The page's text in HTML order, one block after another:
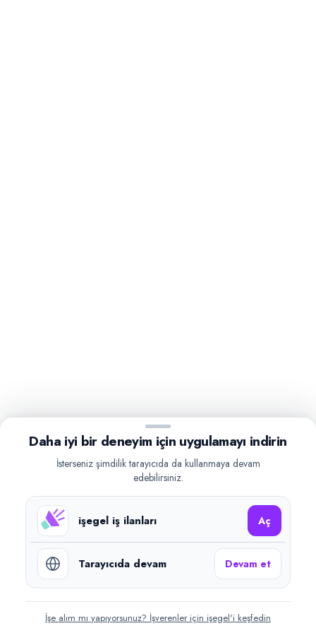
Daha iyi bir deneyim için uygulamayı indirin
İsterseniz şimdilik tarayıcıda da kullanmaya devam
edebilirsiniz.
işegel iş ilanları Aç
Tarayıcıda devam Devam et
İşe alım mı yapıyorsunuz? İşverenler için işegel'i keşfedin